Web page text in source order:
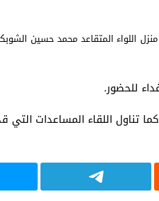
منزل اللواء المتقاعد محمد حسين
للحضور.
تناول اللقاء المساعدات التي